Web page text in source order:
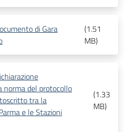
di Gara
(1.51
MB)
norma del protocollo
tra la
e le Stazioni
(1.33
MB)